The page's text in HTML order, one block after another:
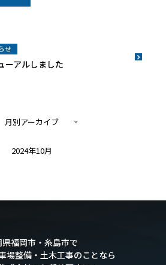
せ
ーアルしました
月別アーカイブ
2024年10月
県福岡市・糸島市で
場整備・土木工事のことなら